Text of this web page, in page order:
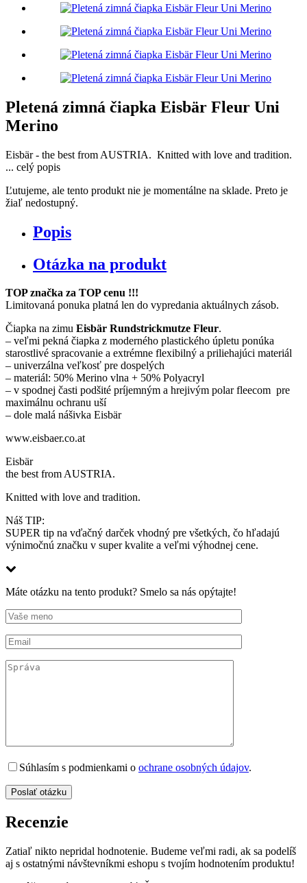
Pletená zimná čiapka Eisbär Fleur Uni
Merino
Eisbär - the best from AUSTRIA. Knitted with love and tradition.
... celý popis
Ľutujeme, ale tento produkt nie je momentálne na sklade. Preto je
žiaľ nedostupný.
Popis
Otázka na produkt
TOP značka za TOP cenu !!!
Limitovaná ponuka platná len do vypredania aktuálnych zásob.
Čiapka na zimu Eisbär Rundstrickmutze Fleur.
– veľmi pekná čiapka z moderného plastického úpletu ponúka
starostlivé spracovanie a extrémne flexibilný a priliehajúci materiál
– univerzálna veľkosť pre dospelých
– materiál: 50% Merino vlna + 50% Polyacryl
– v spodnej časti podšité príjemným a hrejivým polar fleecom pre
maximálnu ochranu uší
– dole malá nášivka Eisbär
www.eisbaer.co.at
Eisbär
the best from AUSTRIA.
Knitted with love and tradition.
Náš TIP:
SUPER tip na vďačný darček vhodný pre všetkých, čo hľadajú
výnimočnú značku v super kvalite a veľmi výhodnej cene.
Máte otázku na tento produkt? Smelo sa nás opýtajte!
Súhlasím s podmienkami o ochrane osobných údajov.
Recenzie
Zatiaľ nikto nepridal hodnotenie. Budeme veľmi radi, ak sa podelíš
aj s ostatnými návštevníkmi eshopu s tvojím hodnotením produktu!